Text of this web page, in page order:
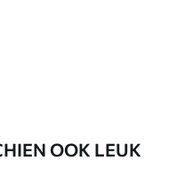
OOK LEUK